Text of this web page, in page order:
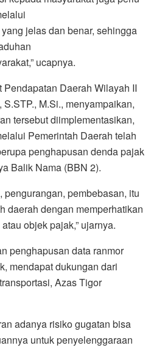
jelas dan benar, sehingga
ucapnya.
Daerah Wilayah II
M.Si., menyampaikan,
tersebut diimplementasikan,
Pemerintah Daerah telah
penghapusan denda pajak
Balik Nama (BBN 2).
pengurangan, pembebasan, itu
daerah dengan memperhatikan
objek pajak,” ujarnya.
penghapusan data ranmor
mendapat dukungan dari
Azas Tigor
adanya risiko gugatan bisa
untuk penyelenggaraan